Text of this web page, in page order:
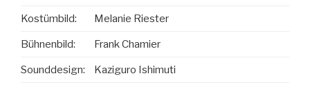
Kostümbild: Melanie Riester
Bühnenbild: Frank Chamier
Sounddesign: Kaziguro Ishimuti